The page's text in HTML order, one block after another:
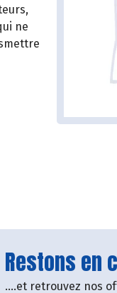
ne
Restons en
....et retrouvez nos